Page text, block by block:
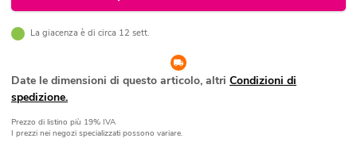
La giacenza è di circa 12 sett.
Date le dimensioni di questo articolo, altri Condizioni di
spedizione.
Prezzo di listino più 19% IVA
I prezzi nei negozi specializzati possono variare.